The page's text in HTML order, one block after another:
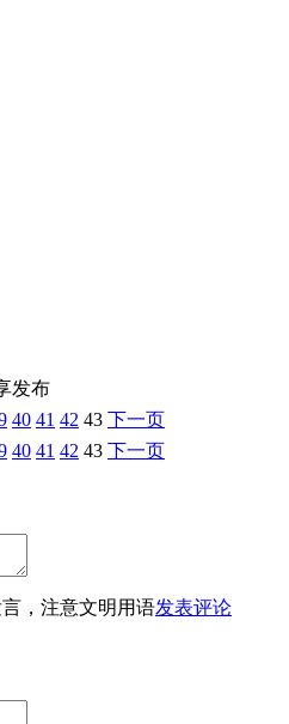
发布
40 41 42 43 下一页
40 41 42 43 下一页
，注意文明用语发表评论